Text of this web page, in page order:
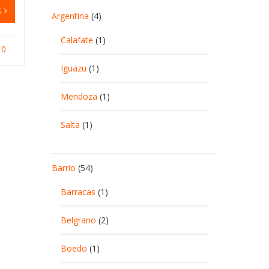
0
Argentina (4)
Calafate (1)
Iguazu (1)
Mendoza (1)
Salta (1)
Barrio (54)
Barracas (1)
Belgrano (2)
Boedo (1)